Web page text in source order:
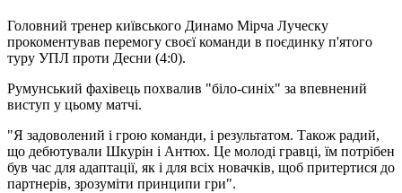
Головний тренер київського Динамо Мірча Луческу
прокоментував перемогу своєї команди в поєдинку п'ятого
туру УПЛ проти Десни (4:0).
Румунський фахівець похвалив "біло-синіх" за впевнений
виступ у цьому матчі.
"Я задоволений і грою команди, і результатом. Також радий,
що дебютували Шкурін і Антюх. Це молоді гравці, їм потрібен
був час для адаптації, як і для всіх новачків, щоб притертися до
партнерів, зрозуміти принципи гри".